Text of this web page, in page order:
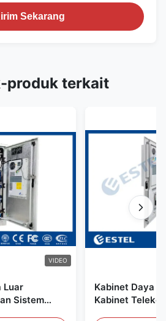
Sekarang
produk terkait
VIDEO
Luar
Sistem
Kabinet Daya
Kabinet